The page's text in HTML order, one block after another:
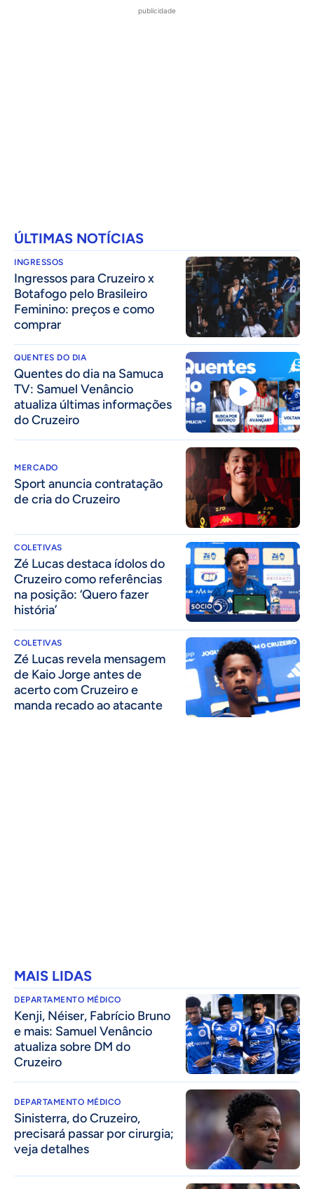
publicidade
ÚLTIMAS NOTÍCIAS
INGRESSOS
Ingressos para Cruzeiro x
Botafogo pelo Brasileiro
Feminino: preços e como
comprar
QUENTES DO DIA
Quentes do dia na Samuca
TV: Samuel Venâncio
atualiza últimas informações
do Cruzeiro
MERCADO
Sport anuncia contratação
de cria do Cruzeiro
COLETIVAS
Zé Lucas destaca ídolos do
Cruzeiro como referências
na posição: ‘Quero fazer
história’
COLETIVAS
Zé Lucas revela mensagem
de Kaio Jorge antes de
acerto com Cruzeiro e
manda recado ao atacante
MAIS LIDAS
DEPARTAMENTO MÉDICO
Kenji, Néiser, Fabrício Bruno
e mais: Samuel Venâncio
atualiza sobre DM do
Cruzeiro
DEPARTAMENTO MÉDICO
Sinisterra, do Cruzeiro,
precisará passar por cirurgia;
veja detalhes